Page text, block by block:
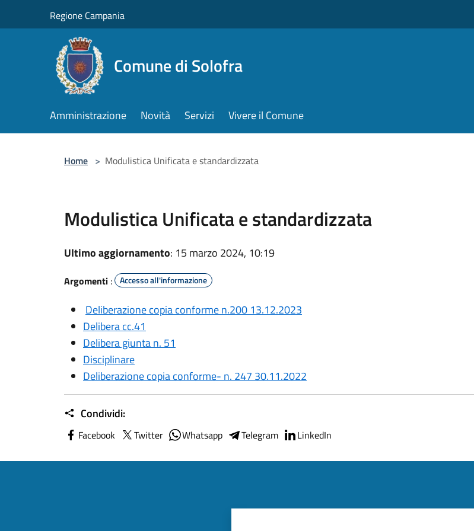
Regione Campania
Comune di Solofra
Amministrazione Novità Servizi Vivere il Comune
Home > Modulistica Unificata e standardizzata
Modulistica Unificata e standardizzata
Ultimo aggiornamento: 15 marzo 2024, 10:19
Argomenti : Accesso all'informazione
Deliberazione copia conforme n.200 13.12.2023
Delibera cc.41
Delibera giunta n. 51
Disciplinare
Deliberazione copia conforme- n. 247 30.11.2022
Condividi:
Facebook Twitter Whatsapp Telegram LinkedIn